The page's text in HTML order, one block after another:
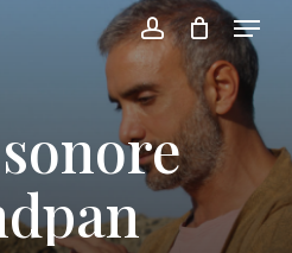
account
Menu